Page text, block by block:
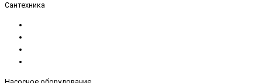
Сантехника